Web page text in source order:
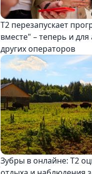
Т2 перезапускает
вместе" – теперь и
других операторов
Зубры в онлайне: Т2